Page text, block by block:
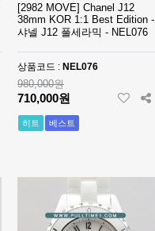
[2982 MOVE] Chanel J12
38mm KOR 1:1 Best Edition -
샤넬 J12 풀세라믹 - NEL076
상품코드 : NEL076
980,000원
710,000원
히트 베스트